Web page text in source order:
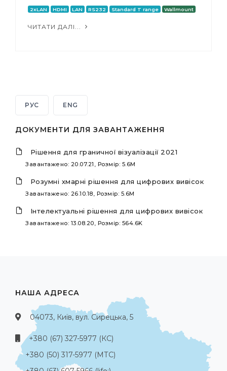
2xLAN HDMI LAN RS232 Standard T range Wallmount
ЧИТАТИ ДАЛІ...
РУС ENG
ДОКУМЕНТИ ДЛЯ ЗАВАНТАЖЕННЯ
Рішення для граничної візуалізації 2021
Завантажено: 20.07.21, Розмір: 5.6M
Розумні хмарні рішення для цифрових вивісок
Завантажено: 26.10.18, Розмір: 5.6M
Інтелектуальні рішення для цифрових вивісок
Завантажено: 13.08.20, Розмір: 564.6K
НАША АДРЕСА
04073, Київ, вул. Сирецька, 5
+380 (67) 327-5977 (КС)
+380 (50) 317-5977 (МТС)